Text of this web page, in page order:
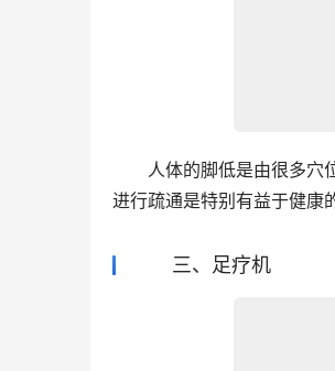
人体的脚低是由很多穴位
进行疏通是特别有益于健康
三、足疗机